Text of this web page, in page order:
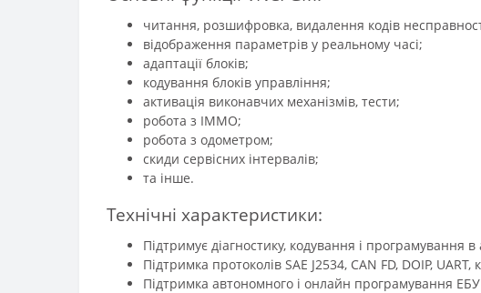
читання, розшифровка, видалення кодів
відображення параметрів у реальному часі;
адаптації блоків;
кодування блоків управління;
активація виконавчих механізмів, тести;
робота з ІММО;
робота з одометром;
скиди сервісних інтервалів;
та інше.
Технічні характеристики:
Підтримує діагностику, кодування і програмування
Підтримка протоколів SAE J2534, CAN FD, DOIP,
Підтримка автономного і онлайн програмування